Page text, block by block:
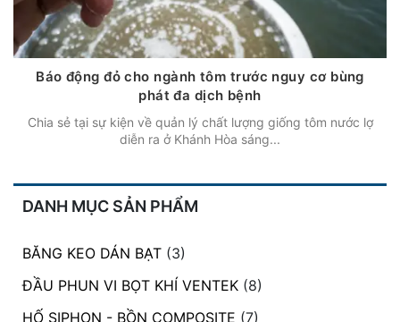
Báo động đỏ cho ngành tôm trước nguy cơ bùng
phát đa dịch bệnh
Chia sẻ tại sự kiện về quản lý chất lượng giống tôm nước lợ
diễn ra ở Khánh Hòa sáng...
DANH MỤC SẢN PHẨM
BĂNG KEO DÁN BẠT (3)
ĐẦU PHUN VI BỌT KHÍ VENTEK (8)
HỐ SIPHON - BỒN COMPOSITE (7)